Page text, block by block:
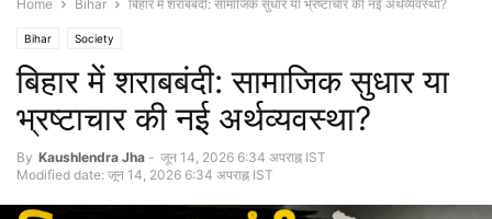
Home Bihar बिहार में शराबबंदी: सामाजिक सुधार या भ्रष्टाचार की नई अर्थव्यवस्था?
Bihar Society
बिहार में शराबबंदी: सामाजिक सुधार या
भ्रष्टाचार की नई अर्थव्यवस्था?
By Kaushlendra Jha - जून 14, 2026 6:34 अपराह्न IST
Modified date: जून 14, 2026 6:34 अपराह्न IST